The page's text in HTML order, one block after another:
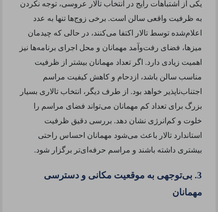
یکی از اشتباهات رایج در انتخاب تالار عروسی، توجه نکردن
به ظرفیت واقعی سالن است. برخی زوج‌ها تنها به عدد
اعلام‌شده توسط تالار اکتفا می‌کنند، در حالی که چیدمان
میزها، فضای رفت‌وآمد مهمانان و محل اجرای برنامه‌ها نیز
اهمیت زیادی دارد. اگر تعداد مهمانان بیشتر از ظرفیت
مناسب سالن باشد، ازدحام و کاهش کیفیت مراسم
اجتناب‌ناپذیر خواهد بود. از طرف دیگر، انتخاب تالاری بسیار
بزرگ برای تعداد کم مهمانان می‌تواند فضای مراسم را
خلوت و کم‌انرژی نشان دهد. بررسی دقیق ظرفیت
استاندارد تالار باعث می‌شود مهمانان احساس راحتی
بیشتری داشته باشند و مراسم حرفه‌ای‌تر برگزار شود.
3. بی‌توجهی به موقعیت مکانی و دسترسی
مهمانان